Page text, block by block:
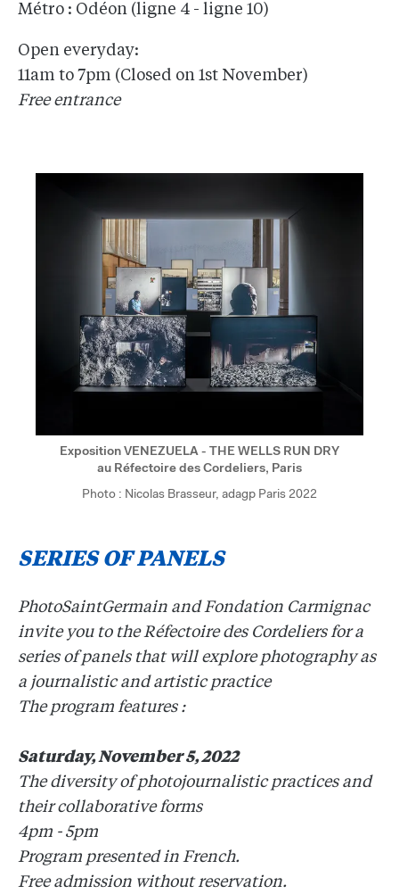
Métro : Odéon (ligne 4 - ligne 10)
Open everyday:
11am to 7pm (Closed on 1st November)
Free entrance
Exposition VENEZUELA - THE WELLS RUN DRY
au Réfectoire des Cordeliers, Paris
Photo : Nicolas Brasseur, adagp Paris 2022
SERIES OF PANELS
PhotoSaintGermain and Fondation Carmignac
invite you to the Réfectoire des Cordeliers for a
series of panels that will explore photography as
a journalistic and artistic practice
The program features :
Saturday, November 5, 2022
The diversity of photojournalistic practices and
their collaborative forms
4pm - 5pm
Program presented in French.
Free admission without reservation.